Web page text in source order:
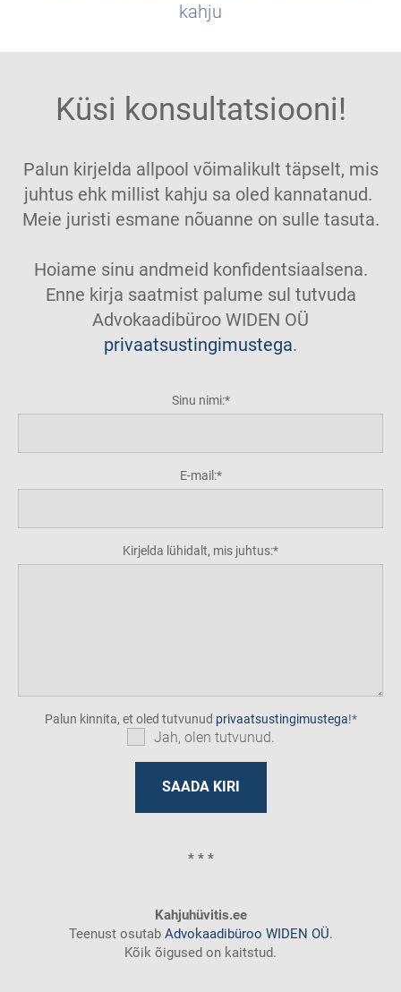
kahju
Küsi konsultatsiooni!
Palun kirjelda allpool võimalikult täpselt, mis
juhtus ehk millist kahju sa oled kannatanud.
Meie juristi esmane nõuanne on sulle tasuta.
Hoiame sinu andmeid konfidentsiaalsena.
Enne kirja saatmist palume sul tutvuda
Advokaadibüroo WIDEN OÜ
privaatsustingimustega.
Sinu nimi:
E-mail:
Kirjelda lühidalt, mis juhtus:
Palun kinnita, et oled tutvunud privaatsustingimustega!
Jah, olen tutvunud.
* * *
Kahjuhüvitis.ee
Teenust osutabAdvokaadibüroo WIDEN OÜ.
Kõik õigused on kaitstud.